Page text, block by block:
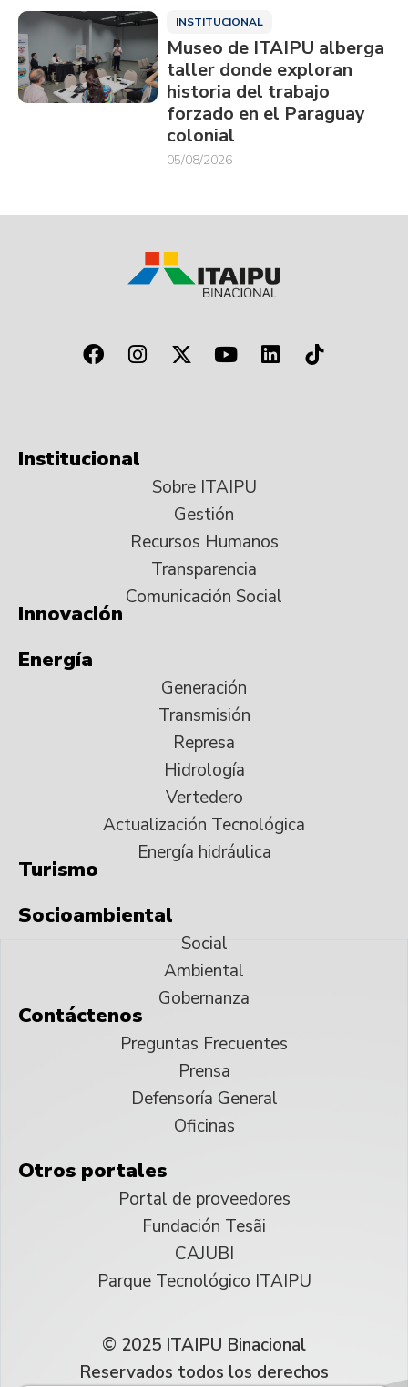
INSTITUCIONAL
Museo de ITAIPU alberga
taller donde exploran
historia del trabajo
forzado en el Paraguay
colonial
05/08/2026
Institucional
Sobre ITAIPU
Gestión
Recursos Humanos
Transparencia
Comunicación Social
Innovación
Energía
Generación
Transmisión
Represa
Hidrología
Vertedero
Actualización Tecnológica
Energía hidráulica
Turismo
Socioambiental
Social
Ambiental
Gobernanza
Contáctenos
Preguntas Frecuentes
Prensa
Defensoría General
Oficinas
Otros portales
Portal de proveedores
Fundación Tesãi
CAJUBI
Parque Tecnológico ITAIPU
© 2025 ITAIPU Binacional
Reservados todos los derechos